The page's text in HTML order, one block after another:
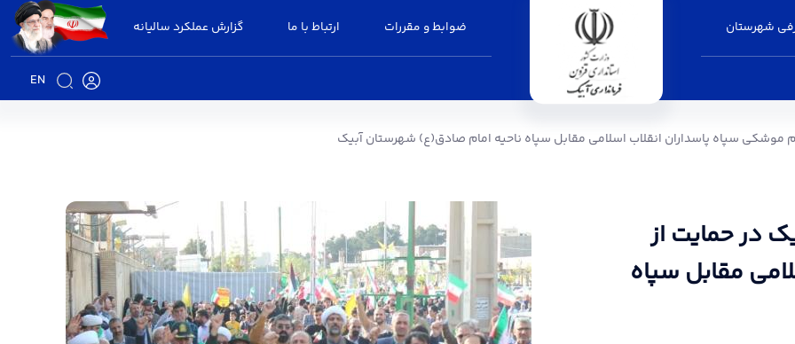
شهرستان ضوابط و مقررات ارتباط با ما گزارش عملکرد سالیانه
EN
موشکی سپاه پاسداران انقلاب اسلامی مقابل سپاه ناحیه امام صادق(ع) شهرستان آبیک
در حمایت از
مقابل سپاه